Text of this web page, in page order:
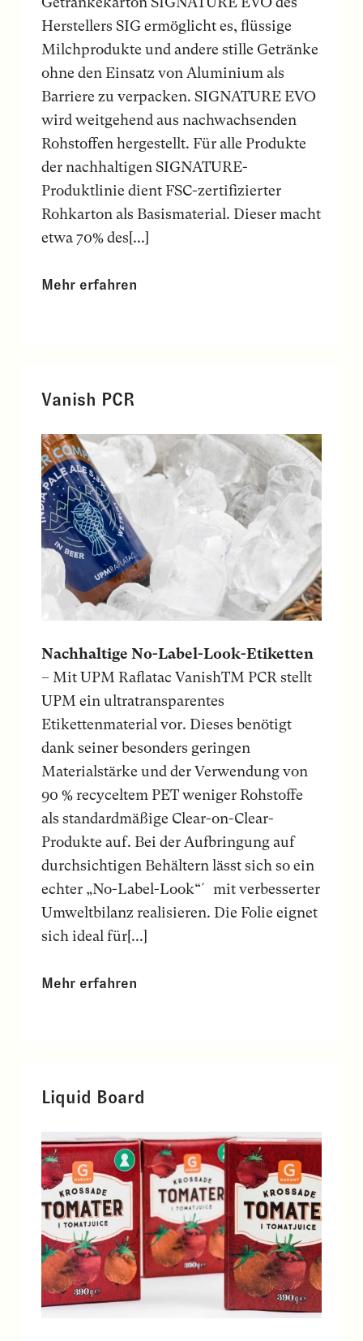
Herstellers SIG ermöglicht es, flüssige
Milchprodukte und andere stille Getränke
ohne den Einsatz von Aluminium als
Barriere zu verpacken. SIGNATURE EVO
wird weitgehend aus nachwachsenden
Rohstoffen hergestellt. Für alle Produkte
der nachhaltigen SIGNATURE-
Produktlinie dient FSC-zertifizierter
Rohkarton als Basismaterial. Dieser macht
etwa 70% des[...]
Mehr erfahren
Vanish PCR
Nachhaltige No-Label-Look-Etiketten
– Mit UPM Raflatac VanishTM PCR stellt
UPM ein ultratransparentes
Etikettenmaterial vor. Dieses benötigt
dank seiner besonders geringen
Materialstärke und der Verwendung von
90 % recyceltem PET weniger Rohstoffe
als standardmäßige Clear-on-Clear-
Produkte auf. Bei der Aufbringung auf
durchsichtigen Behältern lässt sich so ein
echter „No-Label-Look“´ mit verbesserter
Umweltbilanz realisieren. Die Folie eignet
sich ideal für[...]
Mehr erfahren
Liquid Board